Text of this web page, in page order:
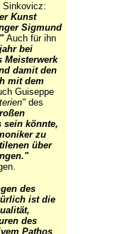
Sinkovicz:
Kunst
Sigmund
Auch für ihn
bei
Meisterwerk
damit den
mit dem
Guiseppe
des
sein könnte,
zu
über
des
ist die
des
Pathos